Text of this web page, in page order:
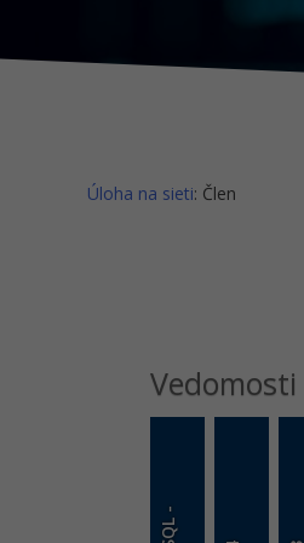
Úloha na sieti: Člen
Vedomosti